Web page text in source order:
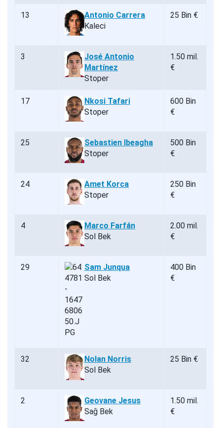
13
Antonio Carrera
Kaleci
25 Bin €
3
José Antonio
Martínez
Stoper
1.50 mil.
€
17
Nkosi Tafari
Stoper
600 Bin
€
25
Sebastien Ibeagha
Stoper
500 Bin
€
24
Amet Korca
Stoper
250 Bin
€
4
Marco Farfán
Sol Bek
2.00 mil.
€
29
Sam Junqua
Sol Bek
400 Bin
€
32
Nolan Norris
Sol Bek
25 Bin €
2
Geovane Jesus
Sağ Bek
1.50 mil.
€